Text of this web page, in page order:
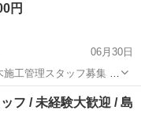
円
06月30日
工管理スタッフ募集 月
事内容> 道路工事・河川
ンフラを支える公共工
フ / 未経験大歓迎 / 島